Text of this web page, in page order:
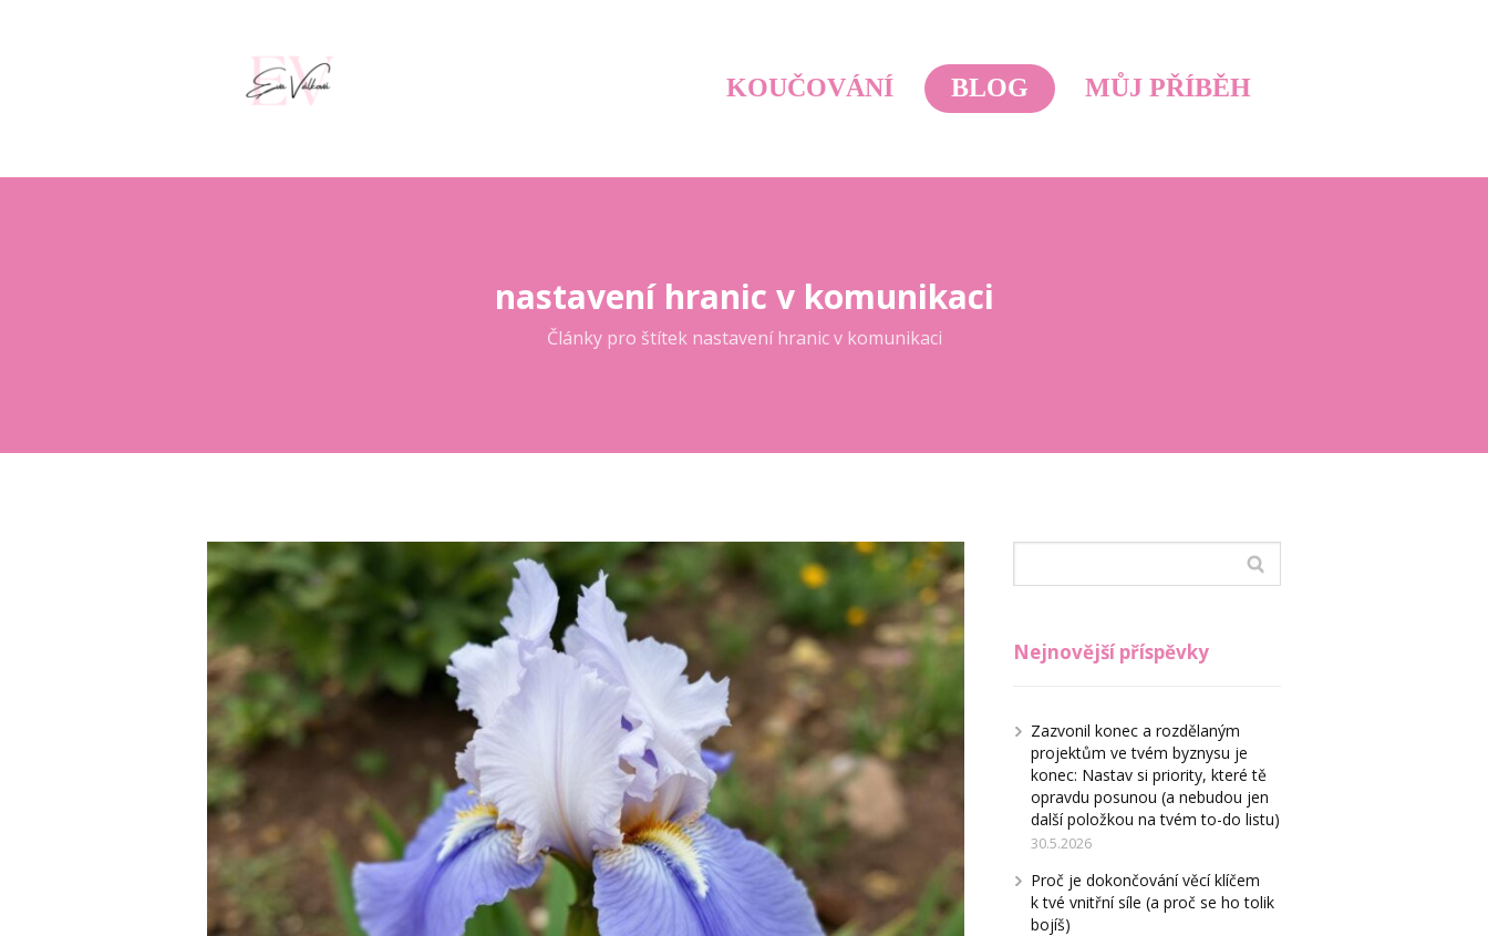
KOUČOVÁNÍ BLOG MŮJ PŘÍBĚH
nastavení hranic v komunikaci
Články pro štítek nastavení hranic v komunikaci
Nejnovější příspěvky
Zazvonil konec a rozdělaným
projektům ve tvém byznysu je
konec: Nastav si priority, které tě
opravdu posunou (a nebudou jen
další položkou na tvém to-do listu)
30.5.2026
Proč je dokončování věcí klíčem
k tvé vnitřní síle (a proč se ho tolik
bojíš)